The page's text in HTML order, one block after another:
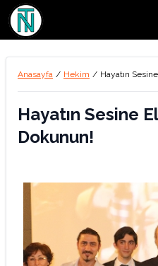
Anasayfa / Hekim / Hayatın
Hayatın Sesine
Dokunun!